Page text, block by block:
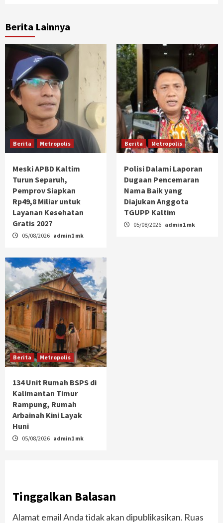
Berita Lainnya
Berita Metropolis
Meski APBD Kaltim
Turun Separuh,
Pemprov Siapkan
Rp49,8 Miliar untuk
Layanan Kesehatan
Gratis 2027
05/08/2026 admin1 mk
Berita Metropolis
Polisi Dalami Laporan
Dugaan Pencemaran
Nama Baik yang
Diajukan Anggota
TGUPP Kaltim
05/08/2026 admin1 mk
Berita Metropolis
134 Unit Rumah BSPS di
Kalimantan Timur
Rampung, Rumah
Arbainah Kini Layak
Huni
05/08/2026 admin1 mk
Tinggalkan Balasan
Alamat email Anda tidak akan dipublikasikan. Ruas